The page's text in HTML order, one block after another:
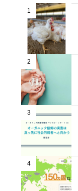
1
2
3
4